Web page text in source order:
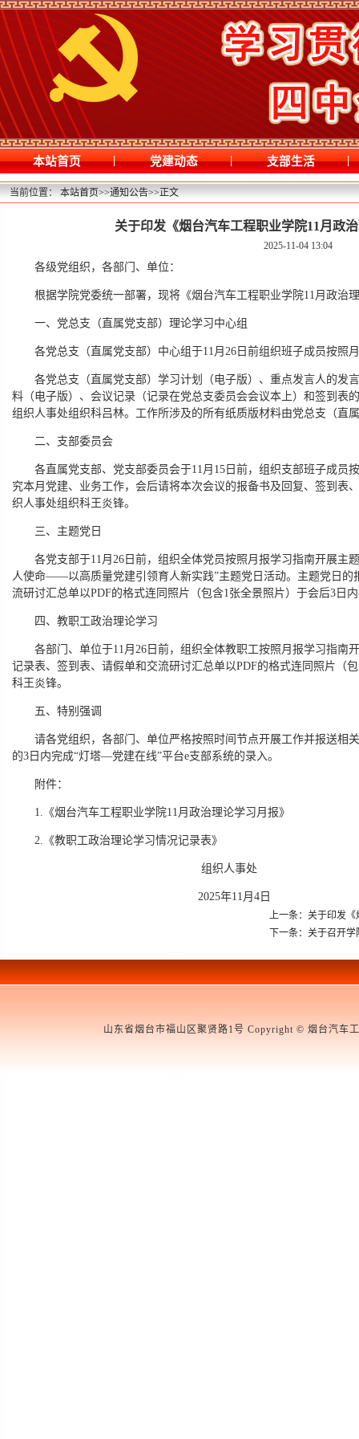
本站首页 | 党建动态 | 支部生活 |
当前位置：本站首页>>通知公告>>正文
关于印发《烟台汽车工程职业学院11月政
2025-11-04 13:04
各级党组织，各部门、单位：
根据学院党委统一部署，现将《烟台汽车工程职业学院11月政治
一、党总支（直属党支部）理论学习中心组
各党总支（直属党支部）中心组于11月26日前组织班子成员按照
各党总支（直属党支部）学习计划（电子版）、重点发言人的发
料（电子版）、会议记录（记录在党总支委员会会议本上）和签到表
组织人事处组织科吕林。工作所涉及的所有纸质版材料由党总支（直
二、支部委员会
各直属党支部、党支部委员会于11月15日前，组织支部班子成员
究本月党建、业务工作，会后请将本次会议的报备书及回复、签到表
织人事处组织科王炎锋。
三、主题党日
各党支部于11月26日前，组织全体党员按照月报学习指南开展主
人使命——以高质量党建引领育人新实践”主题党日活动。主题党日的
流研讨汇总单以PDF的格式连同照片（包含1张全景照片）于会后3日
四、教职工政治理论学习
各部门、单位于11月26日前，组织全体教职工按照月报学习指南
记录表、签到表、请假单和交流研讨汇总单以PDF的格式连同照片（
科王炎锋。
五、特别强调
请各党组织，各部门、单位严格按照时间节点开展工作并报送相
的3日内完成“灯塔—党建在线”平台e支部系统的录入。
附件：
1.《烟台汽车工程职业学院11月政治理论学习月报》
2.《教职工政治理论学习情况记录表》
组织人事处
2025年11月4日
上一条：关于印发
下一条：关于召开
山东省烟台市福山区聚贤路1号 Copyright © 烟台汽车